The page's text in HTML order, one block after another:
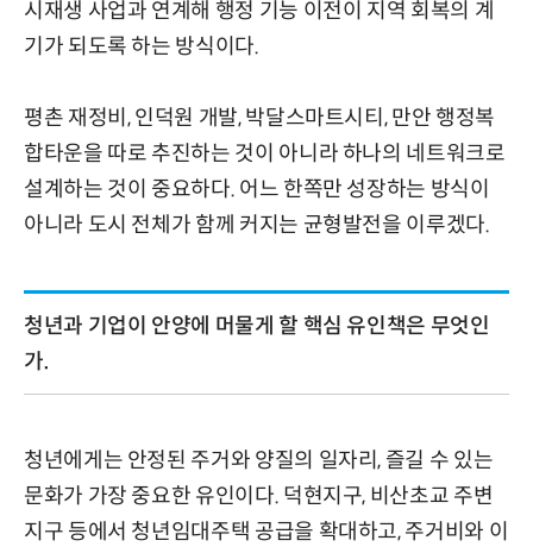
시재생 사업과 연계해 행정 기능 이전이 지역 회복의 계
기가 되도록 하는 방식이다.
평촌 재정비, 인덕원 개발, 박달스마트시티, 만안 행정복
합타운을 따로 추진하는 것이 아니라 하나의 네트워크로
설계하는 것이 중요하다. 어느 한쪽만 성장하는 방식이
아니라 도시 전체가 함께 커지는 균형발전을 이루겠다.
청년과 기업이 안양에 머물게 할 핵심 유인책은 무엇인
가.
청년에게는 안정된 주거와 양질의 일자리, 즐길 수 있는
문화가 가장 중요한 유인이다. 덕현지구, 비산초교 주변
지구 등에서 청년임대주택 공급을 확대하고, 주거비와 이